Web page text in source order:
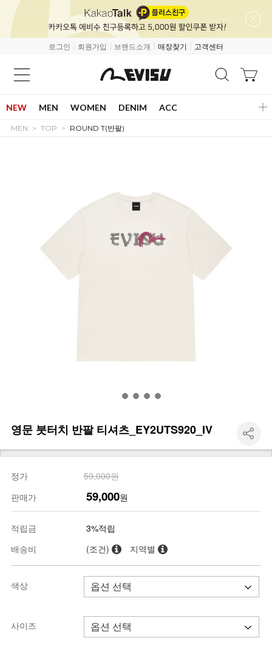
로그인 회원가입 브랜드소개 매장찾기 고객센터
NEW MEN WOMEN DENIM ACC
MEN TOP ROUND T(반팔)
영문 붓터치 반팔 티셔츠_EY2UTS920_IV
정가
59,000원
판매가
59,000원
적립금
3%적립
배송비
(조건) 지역별
색상
사이즈